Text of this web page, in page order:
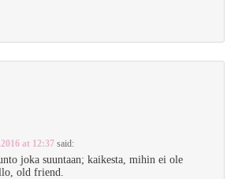
at 12:37 said:
joka suuntaan; kaikesta, mihin ei ole
old friend.